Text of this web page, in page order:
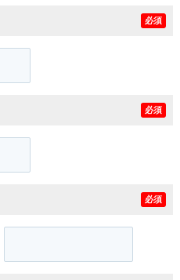
必須
必須
必須